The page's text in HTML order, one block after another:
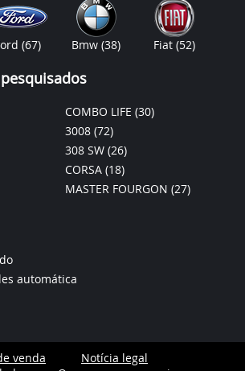
(67) Bmw(38) Fiat(52)
COMBO LIFE (30)
3008 (72)
308 SW (26)
CORSA (18)
MASTER FOURGON (27)
automática
venda
Notícia legal